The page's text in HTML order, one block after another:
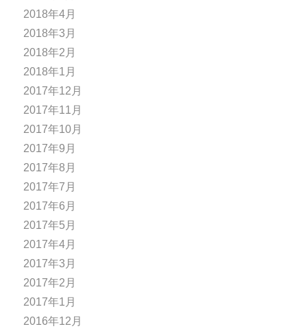
2018年4月
2018年3月
2018年2月
2018年1月
2017年12月
2017年11月
2017年10月
2017年9月
2017年8月
2017年7月
2017年6月
2017年5月
2017年4月
2017年3月
2017年2月
2017年1月
2016年12月